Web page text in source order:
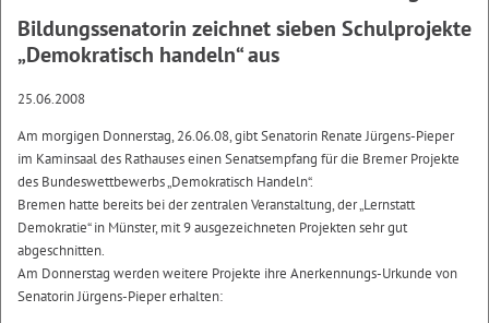
Bildungssenatorin zeichnet sieben Schulprojekte
„Demokratisch handeln“ aus
25.06.2008
Am morgigen Donnerstag, 26.06.08, gibt Senatorin Renate Jürgens-Pieper
im Kaminsaal des Rathauses einen Senatsempfang für die Bremer Projekte
des Bundeswettbewerbs „Demokratisch Handeln“.
Bremen hatte bereits bei der zentralen Veranstaltung, der „Lernstatt
Demokratie“ in Münster, mit 9 ausgezeichneten Projekten sehr gut
abgeschnitten.
Am Donnerstag werden weitere Projekte ihre Anerkennungs-Urkunde von
Senatorin Jürgens-Pieper erhalten: